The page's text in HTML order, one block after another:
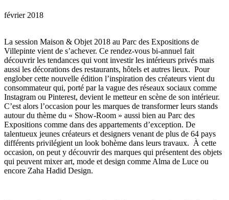
février 2018
La session Maison & Objet 2018 au Parc des Expositions de
Villepinte vient de s’achever. Ce rendez-vous bi-annuel fait
découvrir les tendances qui vont investir les intérieurs privés mais
aussi les décorations des restaurants, hôtels et autres lieux. Pour
englober cette nouvelle édition l’inspiration des créateurs vient du
consommateur qui, porté par la vague des réseaux sociaux comme
Instagram ou Pinterest, devient le metteur en scène de son intérieur.
C’est alors l’occasion pour les marques de transformer leurs stands
autour du thème du « Show-Room » aussi bien au Parc des
Expositions comme dans des appartements d’exception. De
talentueux jeunes créateurs et designers venant de plus de 64 pays
différents privilégient un look bohème dans leurs travaux. À cette
occasion, on peut y découvrir des marques qui présentent des objets
qui peuvent mixer art, mode et design comme Alma de Luce ou
encore Zaha Hadid Design.